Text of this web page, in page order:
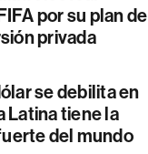
por su plan de
privada
se debilita en
Latina tiene la
del mundo